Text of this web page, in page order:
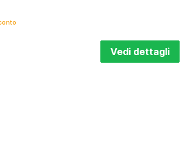
Vedi dettagli